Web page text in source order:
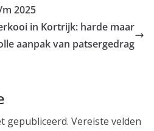
2025
in Kortrijk: harde maar
aanpak van patsergedrag
gepubliceerd. Vereiste velden